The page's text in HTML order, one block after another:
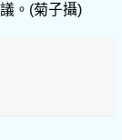
。(菊子攝)